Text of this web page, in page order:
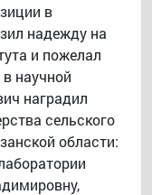
в
надежду на
и пожелал
научной
наградил
сельского
области: